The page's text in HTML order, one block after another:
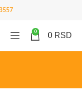
0 0 RSD